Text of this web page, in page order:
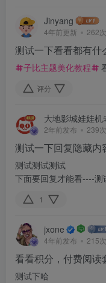
Jinyang
4年前更新 262
测试一下看看都有什
子比主题美化教程
评分
2年前发布 239
测试一下回复隐藏内
测试测试测试
下面要回复才能看----测
1
jxone
4年前发布 215
看看积分，付费阅读
测试下哈